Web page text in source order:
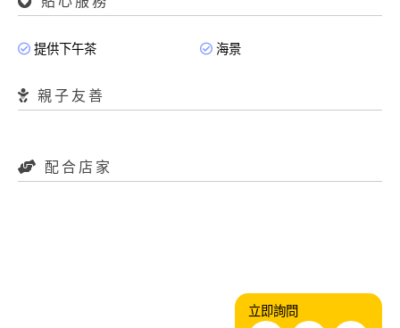
提供下午茶 海景
親子友善
配合店家
立即詢問